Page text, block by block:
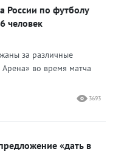
России по футболу
человек
за различные
во время матча
3693
«дать в